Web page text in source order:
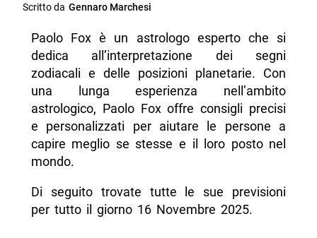
Scritto da Gennaro Marchesi
Paolo Fox è un astrologo esperto che si
dedica all’interpretazione dei segni
zodiacali e delle posizioni planetarie. Con
una lunga esperienza nell’ambito
astrologico, Paolo Fox offre consigli precisi
e personalizzati per aiutare le persone a
capire meglio se stesse e il loro posto nel
mondo.
Di seguito trovate tutte le sue previsioni
per tutto il giorno 16 Novembre 2025.